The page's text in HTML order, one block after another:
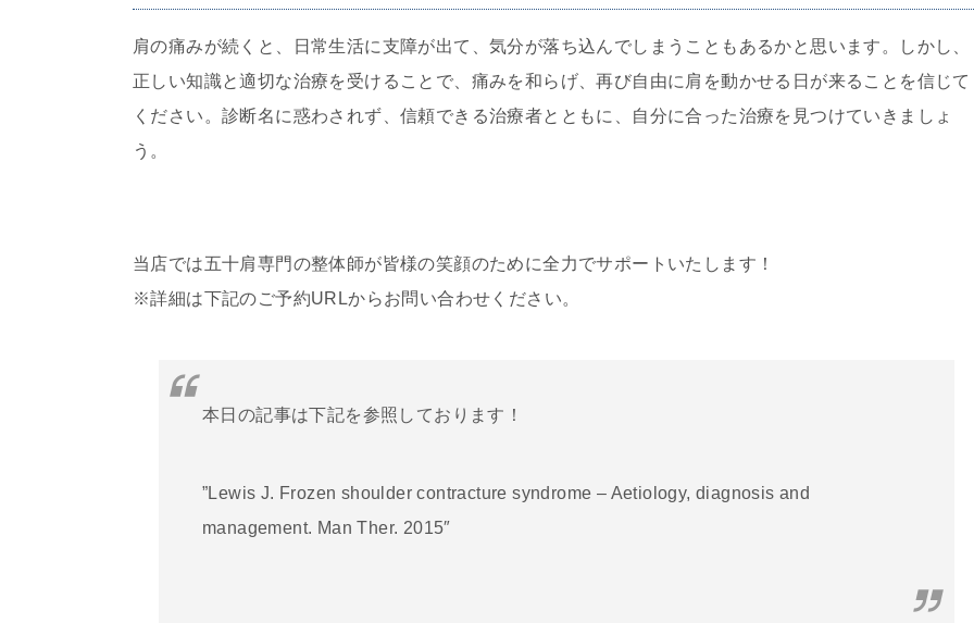
肩の痛みが続くと、日常生活に支障が出て、気分が落ち込んでしまうこともあるかと思います。しかし、
正しい知識と適切な治療を受けることで、痛みを和らげ、再び自由に肩を動かせる日が来ることを信じて
ください。診断名に惑わされず、信頼できる治療者とともに、自分に合った治療を見つけていきましょ
う。
当店では五十肩専門の整体師が皆様の笑顔のために全力でサポートいたします！
※詳細は下記のご予約URLからお問い合わせください。
本日の記事は下記を参照しております！
”Lewis J. Frozen shoulder contracture syndrome – Aetiology, diagnosis and
management. Man Ther. 2015″